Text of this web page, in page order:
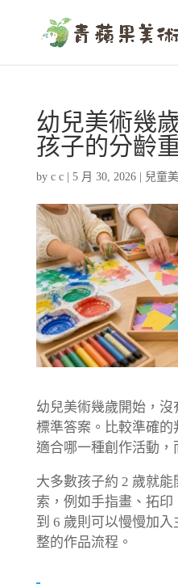
幼兒美術幾
孩子的分齡
by c c| 5 月 30, 2026| 兒童
幼兒美術幾歲開始，
標準答案。比較準確
適合哪一種創作活動，
大多數孩子約 2 歲就
索，例如手指畫、拓
到 6 歲則可以慢慢加
整的作品流程。